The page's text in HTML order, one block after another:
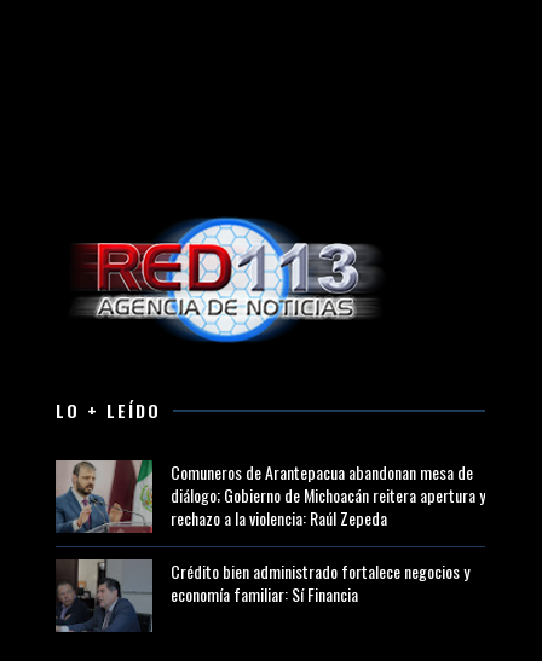
LO + LEÍDO
Comuneros de Arantepacua abandonan mesa de
diálogo; Gobierno de Michoacán reitera apertura y
rechazo a la violencia: Raúl Zepeda
Crédito bien administrado fortalece negocios y
economía familiar: Sí Financia